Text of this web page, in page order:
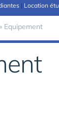
| Location
» Equipement